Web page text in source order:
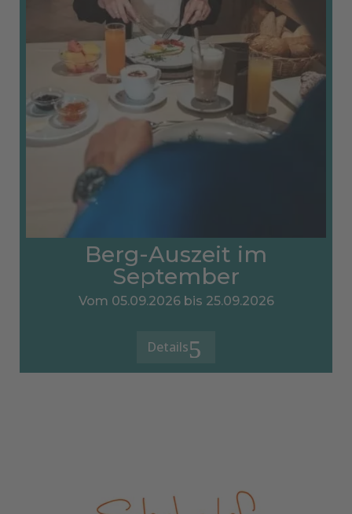
Berg-Auszeit im
September
Vom 05.09.2026 bis 25.09.2026
Details